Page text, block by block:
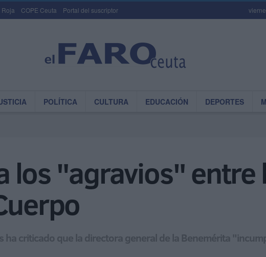
Roja COPE Ceuta Portal del suscriptor
POLÍTICA CULTURA EDUCACIÓN DEPORTES
los "agravios"
ha criticado que la directora general de la Benemérita